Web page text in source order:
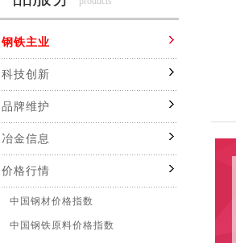
钢铁主业
科技创新
品牌维护
冶金信息
价格行情
中国钢材价格指数
中国钢铁原料价格指数